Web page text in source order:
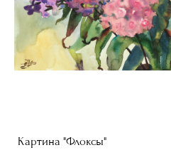
Картина "Флоксы"